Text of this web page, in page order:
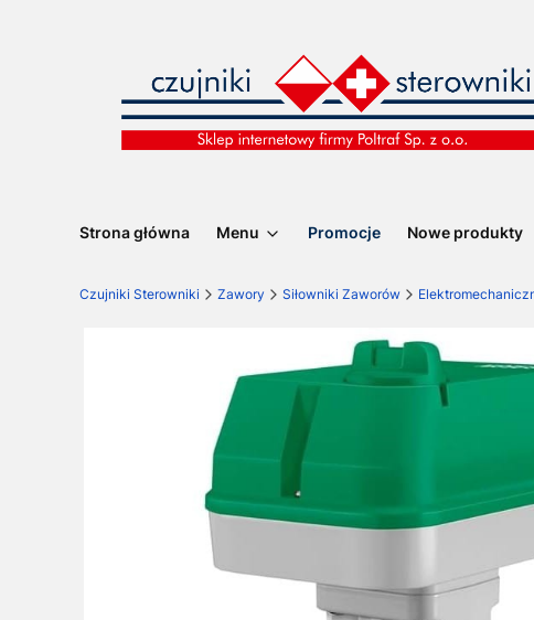
Strona główna Menu Promocje Nowe produkty
Czujniki Sterowniki Zawory Siłowniki Zaworów